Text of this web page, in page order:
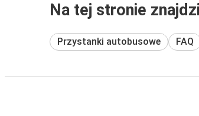
Na tej stronie
Przystanki autobusowe FAQ